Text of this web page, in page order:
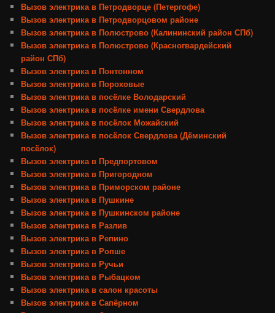
Вызов электрика в Петродворце (Петергофе)
Вызов электрика в Петродворцовом районе
Вызов электрика в Полюстрово (Калининский район СПб)
Вызов электрика в Полюстрово (Красногвардейский
район СПб)
Вызов электрика в Понтонном
Вызов электрика в Пороховые
Вызов электрика в посёлке Володарский
Вызов электрика в посёлке имени Свердлова
Вызов электрика в посёлок Можайский
Вызов электрика в посёлок Свердлова (Дёминский
посёлок)
Вызов электрика в Предпортовом
Вызов электрика в Пригородном
Вызов электрика в Приморском районе
Вызов электрика в Пушкине
Вызов электрика в Пушкинском районе
Вызов электрика в Разлив
Вызов электрика в Репино
Вызов электрика в Ропше
Вызов электрика в Ручьи
Вызов электрика в Рыбацком
Вызов электрика в салон красоты
Вызов электрика в Сапёрном